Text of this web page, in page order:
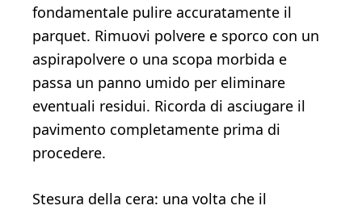
fondamentale pulire accuratamente il
parquet. Rimuovi polvere e sporco con un
aspirapolvere o una scopa morbida e
passa un panno umido per eliminare
eventuali residui. Ricorda di asciugare il
pavimento completamente prima di
procedere.
Stesura della cera: una volta che il